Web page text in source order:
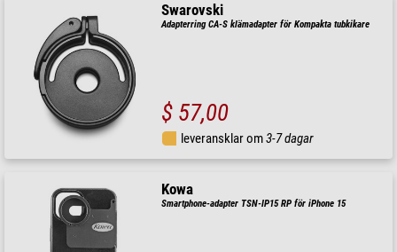
Swarovski
Adapterring CA-S klämadapter för Kompakta tubkikare
$ 57,00
leveransklar om3-7 dagar
Kowa
Smartphone-adapter TSN-IP15 RP för iPhone 15